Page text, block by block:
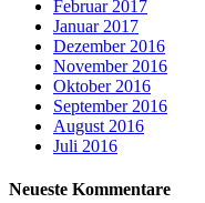
Februar 2017
Januar 2017
Dezember 2016
November 2016
Oktober 2016
September 2016
August 2016
Juli 2016
Neueste Kommentare